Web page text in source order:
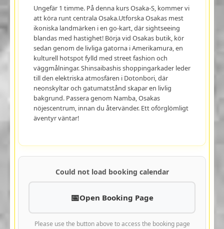
Ungefär 1 timme. På denna kurs Osaka-S, kommer vi
att köra runt centrala Osaka.Utforska Osakas mest
ikoniska landmärken i en go-kart, där sightseeing
blandas med hastighet! Börja vid Osakas butik, kör
sedan genom de livliga gatorna i Amerikamura, en
kulturell hotspot fylld med street fashion och
väggmålningar. Shinsaibashis shoppingarkader leder
till den elektriska atmosfären i Dotonbori, där
neonskyltar och gatumatstånd skapar en livlig
bakgrund. Passera genom Namba, Osakas
nöjescentrum, innan du återvänder. Ett oförglömligt
äventyr väntar!
Could not load booking calendar
Open Booking Page
Please use the button above to access the booking page